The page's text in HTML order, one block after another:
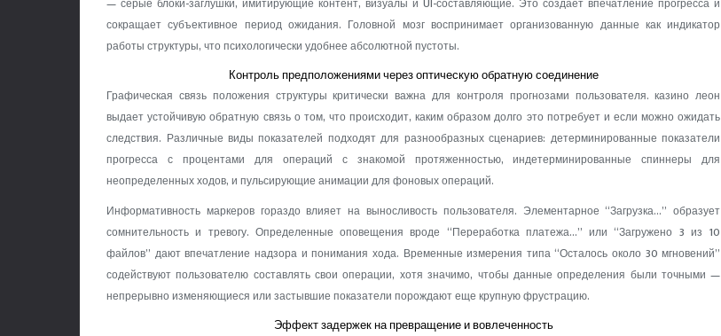
— серые блоки-заглушки, имитирующие контент, визуалы и UI-составляющие. Это создает впечатление прогресса и
сокращает субъективное период ожидания. Головной мозг воспринимает организованную данные как индикатор
работы структуры, что психологически удобнее абсолютной пустоты.
Контроль предположениями через оптическую обратную соединение
Графическая связь положения структуры критически важна для контроля прогнозами пользователя. казино леон
выдает устойчивую обратную связь о том, что происходит, каким образом долго это потребует и если можно ожидать
следствия. Различные виды показателей подходят для разнообразных сценариев: детерминированные показатели
прогресса с процентами для операций с знакомой протяженностью, индетерминированные спиннеры для
неопределенных ходов, и пульсирующие анимации для фоновых операций.
Информативность маркеров гораздо влияет на выносливость пользователя. Элементарное “Загрузка…” образует
сомнительность и тревогу. Определенные оповещения вроде “Переработка платежа…” или “Загружено 3 из 10
файлов” дают впечатление надзора и понимания хода. Временные измерения типа “Осталось около 30 мгновений”
содействуют пользователю составлять свои операции, хотя значимо, чтобы данные определения были точными —
непрерывно изменяющиеся или застывшие показатели порождают еще крупную фрустрацию.
Эффект задержек на превращение и вовлеченность